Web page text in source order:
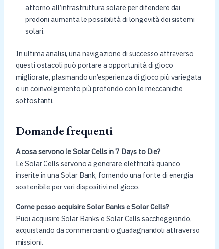
attorno all’infrastruttura solare per difendere dai
predoni aumenta le possibilità di longevità dei sistemi
solari.
In ultima analisi, una navigazione di successo attraverso
questi ostacoli può portare a opportunità di gioco
migliorate, plasmando un’esperienza di gioco più variegata
e un coinvolgimento più profondo con le meccaniche
sottostanti.
Domande frequenti
A cosa servono le Solar Cells in 7 Days to Die?
Le Solar Cells servono a generare elettricità quando
inserite in una Solar Bank, fornendo una fonte di energia
sostenibile per vari dispositivi nel gioco.
Come posso acquisire Solar Banks e Solar Cells?
Puoi acquisire Solar Banks e Solar Cells saccheggiando,
acquistando da commercianti o guadagnandoli attraverso
missioni.